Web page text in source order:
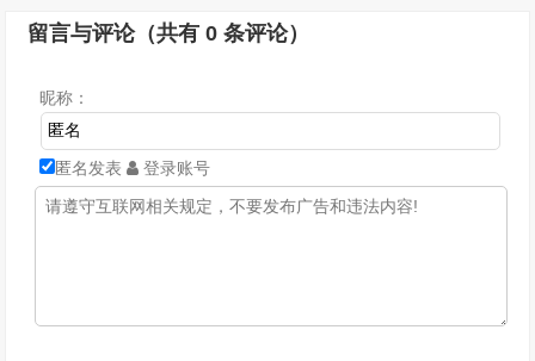
留言与评论（共有0 条评论）
昵称：
匿名发表 登录账号